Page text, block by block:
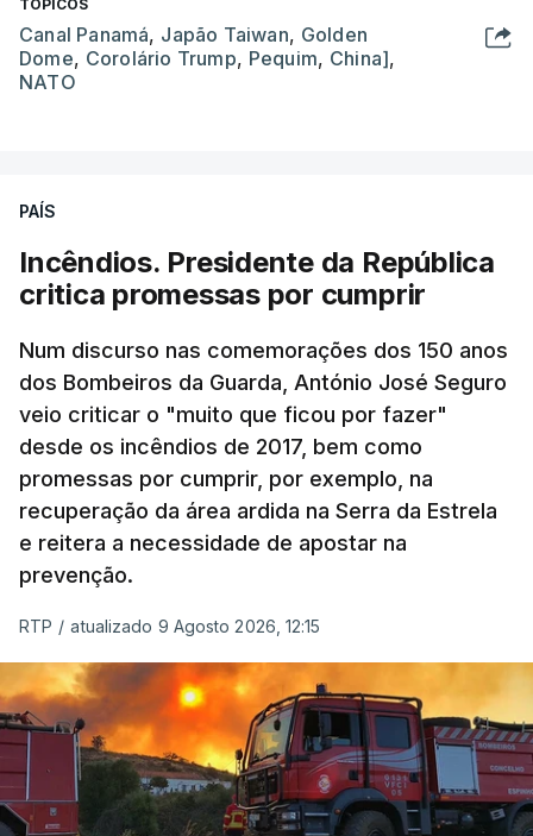
TÓPICOS
Canal Panamá, Japão Taiwan, Golden
Dome, Corolário Trump, Pequim, China],
NATO
PAÍS
Incêndios. Presidente da República
critica promessas por cumprir
Num discurso nas comemorações dos 150 anos
dos Bombeiros da Guarda, António José Seguro
veio criticar o "muito que ficou por fazer"
desde os incêndios de 2017, bem como
promessas por cumprir, por exemplo, na
recuperação da área ardida na Serra da Estrela
e reitera a necessidade de apostar na
prevenção.
RTP / atualizado 9 Agosto 2026, 12:15